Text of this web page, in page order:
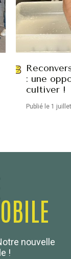
: une
cultiver !
Publié le 1
nouvelle
!